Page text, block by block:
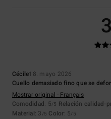
Cécile18. mayo 2026
Cuello demasiado fino que se
Mostrar original - Français
Comodidad: 5/5 Relación calidad-
Material: 3 /5 Color: 5/5